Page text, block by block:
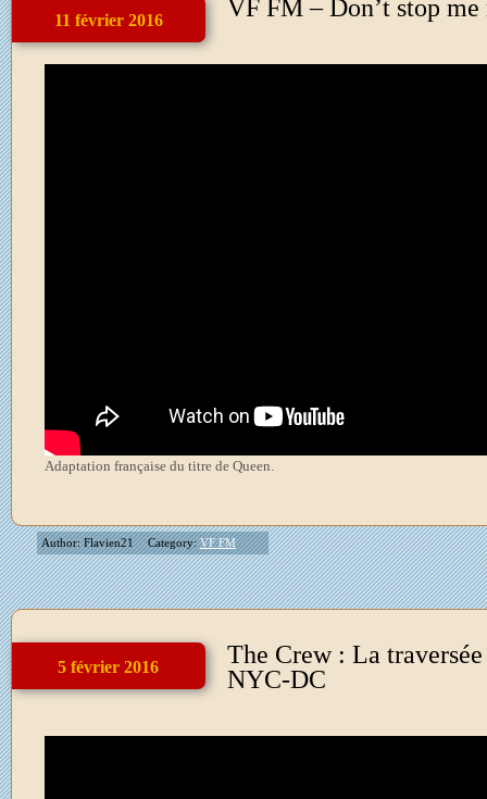
11 février 2016 VF FM – Don’t stop me
Adaptation française du titre de Queen.
Author: Flavien21 Category:VF FM
5 février 2016
The Crew : La
NYC-DC